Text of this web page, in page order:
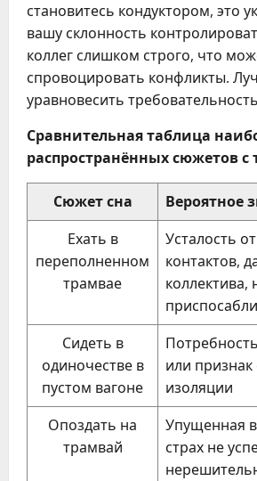
становитесь кондуктором, это
вашу склонность
коллег слишком строго, что
спровоцировать конфликты.
уравновесить
Сравнительная таблица
распространённых сюжетов с
Сюжет сна
Вероятное
Ехать в
переполненном
трамвае
Усталость
контактов,
коллектива,
Сидеть в
одиночестве в
пустом вагоне
или
изоляции
Опоздать на
трамвай
Упущенная
страх не